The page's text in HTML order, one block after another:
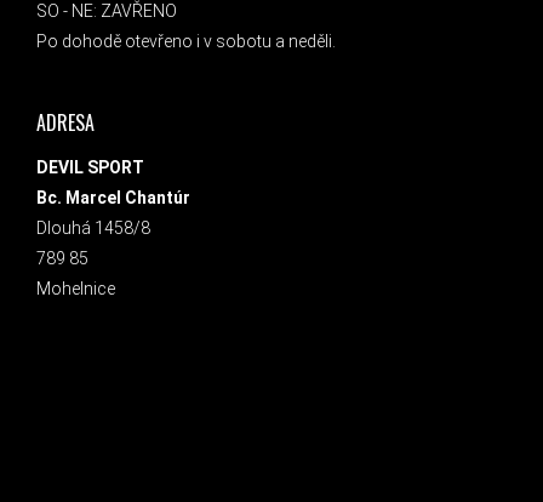
SO - NE: ZAVŘENO
Po dohodě otevřeno i v sobotu a neděli.
ADRESA
DEVIL SPORT
Bc. Marcel Chantúr
Dlouhá 1458/8
789 85
Mohelnice